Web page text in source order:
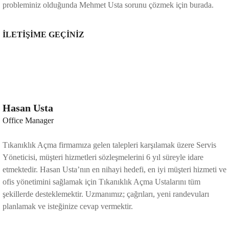
probleminiz olduğunda Mehmet Usta sorunu çözmek için burada.
İLETİŞİME GEÇİNİZ
Hasan Usta
Office Manager
Tıkanıklık Açma firmamıza gelen talepleri karşılamak üzere Servis
Yöneticisi, müşteri hizmetleri sözleşmelerini 6 yıl süreyle idare
etmektedir. Hasan Usta’nın en nihayi hedefi, en iyi müşteri hizmeti ve
ofis yönetimini sağlamak için Tıkanıklık Açma Ustalarını tüm
şekillerde desteklemektir. Uzmanımız; çağrıları, yeni randevuları
planlamak ve isteğinize cevap vermektir.